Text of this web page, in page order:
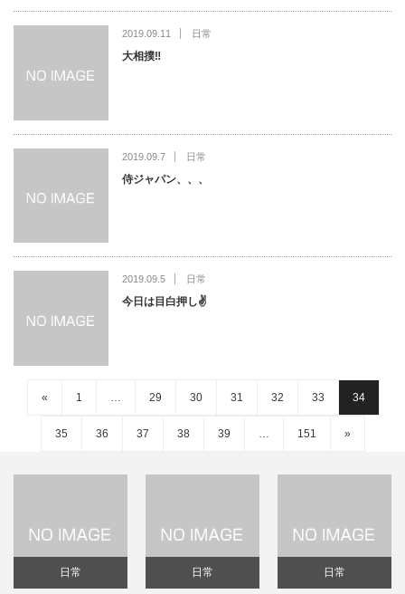
2019.09.11 日常
大相撲‼️
2019.09.7 日常
侍ジャパン、、、
2019.09.5 日常
今日は目白押し✌️
« 1 29 30 31 32 33 34
35 36 37 38 39 151 »
日常 日常 日常